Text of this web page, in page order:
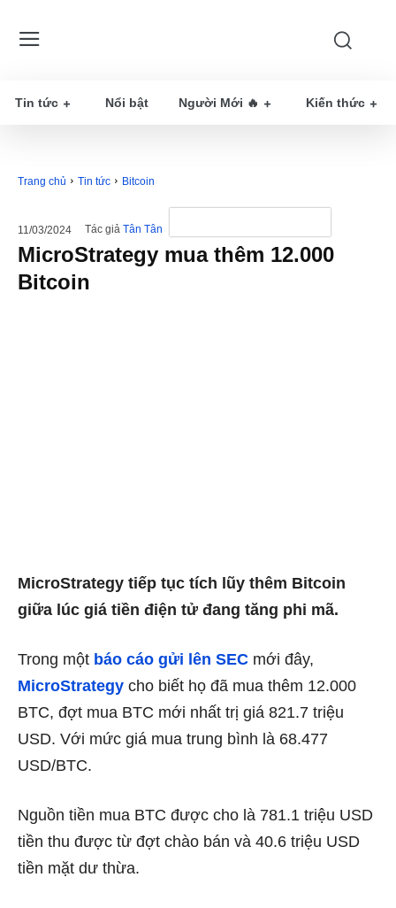
Tin tức Nổi bật Người Mới 🔥 Kiến thức
Trang chủ Tin tức Bitcoin
11/03/2024 Tác giả Tân Tân
MicroStrategy mua thêm 12.000
Bitcoin
MicroStrategy tiếp tục tích lũy thêm Bitcoin
giữa lúc giá tiền điện tử đang tăng phi mã.
Trong một báo cáo gửi lên SEC mới đây,
MicroStrategy cho biết họ đã mua thêm 12.000
BTC, đợt mua BTC mới nhất trị giá 821.7 triệu
USD. Với mức giá mua trung bình là 68.477
USD/BTC.
Nguồn tiền mua BTC được cho là 781.1 triệu USD
tiền thu được từ đợt chào bán và 40.6 triệu USD
tiền mặt dư thừa.